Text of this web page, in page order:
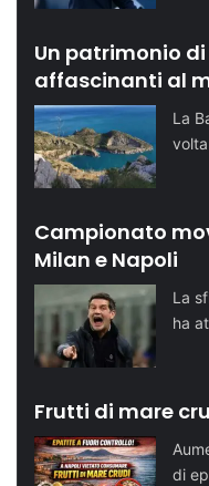
Un patrimonio
affascinanti al
La
Campionato
Milan e Napoli
La
ha
Frutti di mare
di